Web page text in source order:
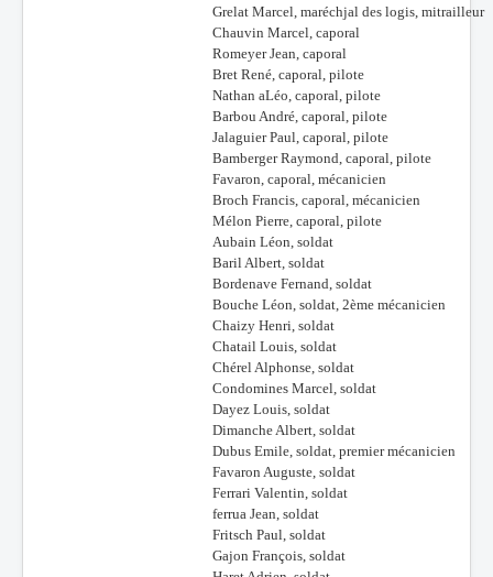
Grelat Marcel, maréchjal des logis, mitrailleur
Chauvin Marcel, caporal
Romeyer Jean, caporal
Bret René, caporal, pilote
Nathan aLéo, caporal, pilote
Barbou André, caporal, pilote
Jalaguier Paul, caporal, pilote
Bamberger Raymond, caporal, pilote
Favaron, caporal, mécanicien
Broch Francis, caporal, mécanicien
Mélon Pierre, caporal, pilote
Aubain Léon, soldat
Baril Albert, soldat
Bordenave Fernand, soldat
Bouche Léon, soldat, 2ème mécanicien
Chaizy Henri, soldat
Chatail Louis, soldat
Chérel Alphonse, soldat
Condomines Marcel, soldat
Dayez Louis, soldat
Dimanche Albert, soldat
Dubus Emile, soldat, premier mécanicien
Favaron Auguste, soldat
Ferrari Valentin, soldat
ferrua Jean, soldat
Fritsch Paul, soldat
Gajon François, soldat